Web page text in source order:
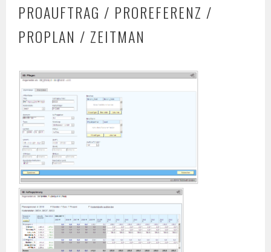
PROAUFTRAG / PROREFERENZ /
PROPLAN / ZEITMAN